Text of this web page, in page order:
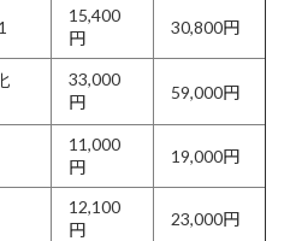
15,400
円
30,800円
33,000
円
59,000円
11,000
円
19,000円
12,100
円
23,000円